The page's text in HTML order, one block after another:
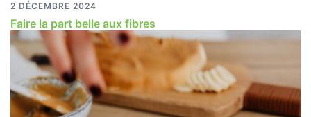
2 DÉCEMBRE 2024
Faire la part belle aux fibres